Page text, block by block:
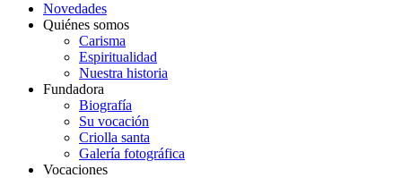
Novedades
Quiénes somos
Carisma
Espiritualidad
Nuestra historia
Fundadora
Biografía
Su vocación
Criolla santa
Galería fotográfica
Vocaciones